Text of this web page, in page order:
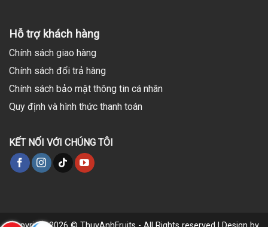
Hỗ trợ khách hàng
Chính sách giao hàng
Chính sách đổi trả hàng
Chính sách bảo mật thông tin cá nhân
Quy định và hình thức thanh toán
KẾT NỐI VỚI CHÚNG TÔI